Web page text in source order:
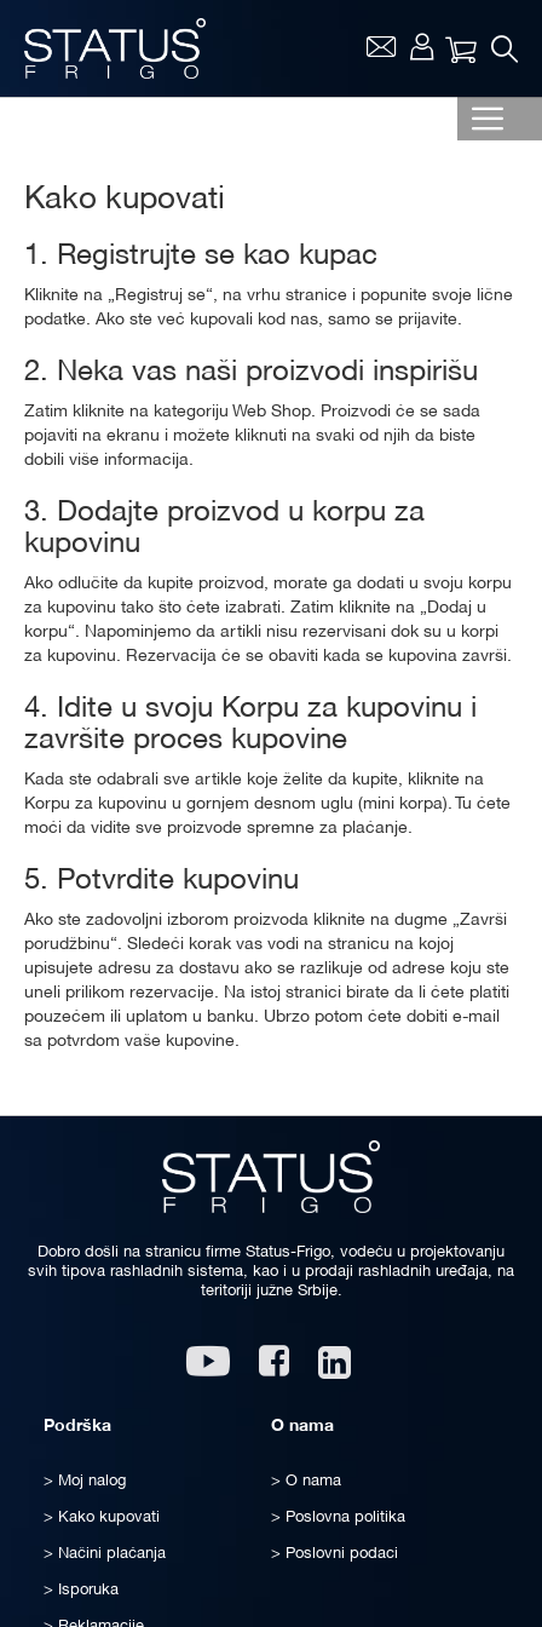
Vaša
Kako kupovati
1. Registrujte se kao kupac
Kliknite na „Registruj se“, na vrhu stranice i popunite svoje lične
podatke. Ako ste već kupovali kod nas, samo se prijavite.
2. Neka vas naši proizvodi inspirišu
Zatim kliknite na kategoriju Web Shop. Proizvodi će se sada
pojaviti na ekranu i možete kliknuti na svaki od njih da biste
dobili više informacija.
3. Dodajte proizvod u korpu za
kupovinu
Ako odlučite da kupite proizvod, morate ga dodati u svoju korpu
za kupovinu tako što ćete izabrati. Zatim kliknite na „Dodaj u
korpu“. Napominjemo da artikli nisu rezervisani dok su u korpi
za kupovinu. Rezervacija će se obaviti kada se kupovina završi.
4. Idite u svoju Korpu za kupovinu i
završite proces kupovine
Kada ste odabrali sve artikle koje želite da kupite, kliknite na
Korpu za kupovinu u gornjem desnom uglu (mini korpa). Tu ćete
moći da vidite sve proizvode spremne za plaćanje.
5. Potvrdite kupovinu
Ako ste zadovoljni izborom proizvoda kliknite na dugme „Završi
porudžbinu“. Sledeći korak vas vodi na stranicu na kojoj
upisujete adresu za dostavu ako se razlikuje od adrese koju ste
uneli prilikom rezervacije. Na istoj stranici birate da li ćete platiti
pouzećem ili uplatom u banku. Ubrzo potom ćete dobiti e-mail
sa potvrdom vaše kupovine.
Dobro došli na stranicu firme Status-Frigo, vodeću u projektovanju
svih tipova rashladnih sistema, kao i u prodaji rashladnih uređaja, na
teritoriji južne Srbije.
Youtube Facebook
Podrška
Moj nalog
Kako kupovati
Načini plaćanja
Isporuka
O nama
O nama
Poslovna politika
Poslovni podaci